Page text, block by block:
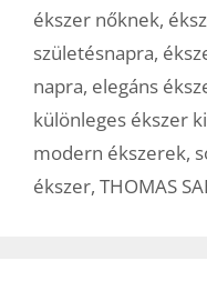
ékszer nőknek,
születésnapra,
napra, elegáns
különleges ékszer
modern ékszerek,
ékszer, THOMAS